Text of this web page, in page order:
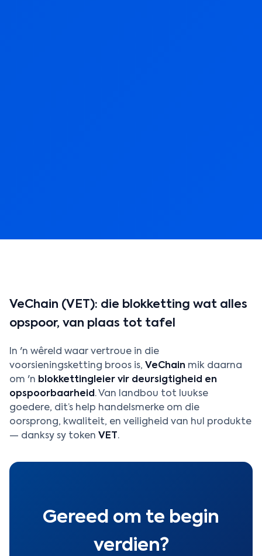
VeChain (VET): die blokketting wat alles
opspoor, van plaas tot tafel
In 'n wêreld waar vertroue in die
voorsieningsketting broos is, VeChain mik daarna
om 'n blokkettingleier vir deursigtigheid en
opspoorbaarheid . Van landbou tot luukse
goedere, dit’s help handelsmerke om die
oorsprong, kwaliteit, en veiligheid van hul produkte
— danksy sy token VET .
Gereed om te begin
verdien?